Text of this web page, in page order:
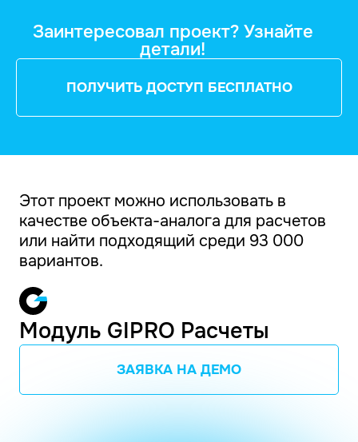
Заинтересовал проект? Узнайте
детали!
ПОЛУЧИТЬ ДОСТУП БЕСПЛАТНО
Этот проект можно использовать в
качестве объекта-аналога для расчетов
или найти подходящий среди 93 000
вариантов.
Модуль GIPRO Расчеты
ЗАЯВКА НА ДЕМО